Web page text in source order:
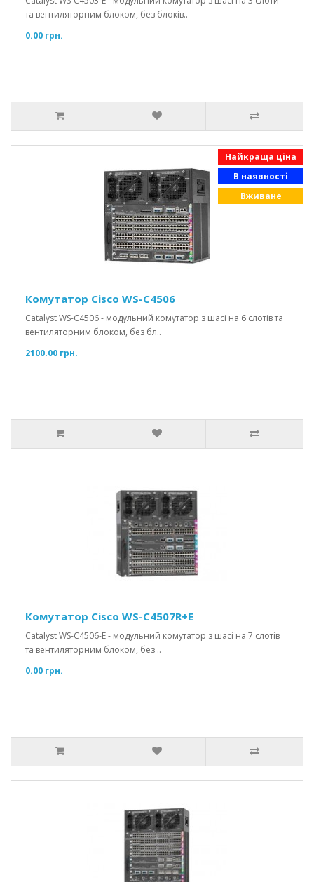
та вентиляторним блоком, без блоків..
0.00 грн.
Найкраща ціна
В наявності
Вживане
Комутатор Cisco WS-C4506
Catalyst WS-C4506 - модульний комутатор з шасі на 6 слотів та
вентиляторним блоком, без бл..
2100.00 грн.
Комутатор Cisco WS-C4507R+E
Catalyst WS-C4506-E - модульний комутатор з шасі на 7 слотів
та вентиляторним блоком, без ..
0.00 грн.